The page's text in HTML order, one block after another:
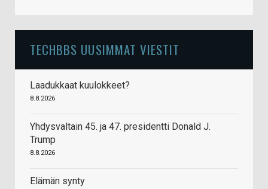
TECHBBS UUSIMMAT VIESTIT
Laadukkaat kuulokkeet?
8.8.2026
Yhdysvaltain 45. ja 47. presidentti Donald J.
Trump
8.8.2026
Elämän synty